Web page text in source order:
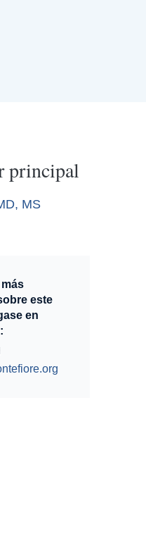
principal
MS
este
en